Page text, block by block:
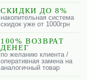
СКИДКИ ДО 8%
накопительная система
скидок уже от 1000грн
100% ВОЗВРАТ
ДЕНЕГ
по желанию клиента /
оперативная замена на
аналогичный товар